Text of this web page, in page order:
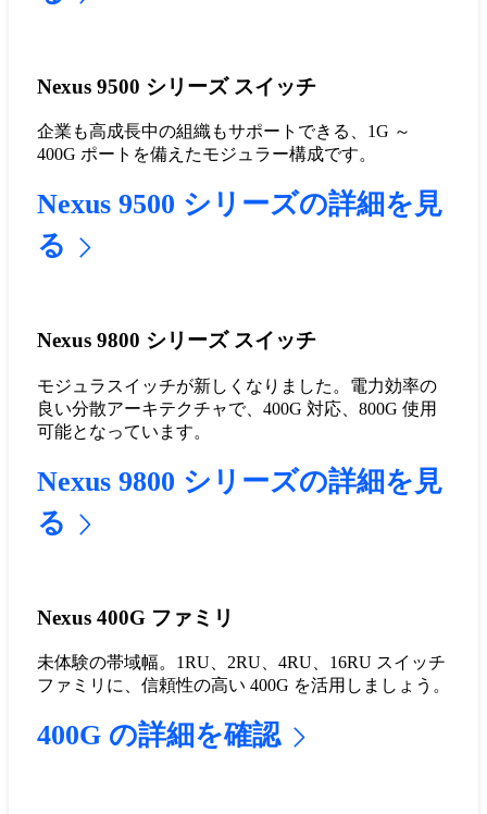
Nexus 9500 シリーズ スイッチ
企業も高成長中の組織もサポートできる、1G ～
400G ポートを備えたモジュラー構成です。
Nexus 9500 シリーズの詳細を見
る
Nexus 9800 シリーズ スイッチ
モジュラスイッチが新しくなりました。電力効率の
良い分散アーキテクチャで、400G 対応、800G 使用
可能となっています。
Nexus 9800 シリーズの詳細を見
る
Nexus 400G ファミリ
未体験の帯域幅。1RU、2RU、4RU、16RU スイッチ
ファミリに、信頼性の高い 400G を活用しましょう。
400G の詳細を確認